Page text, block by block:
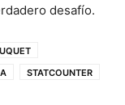
desafío.
STATCOUNTER